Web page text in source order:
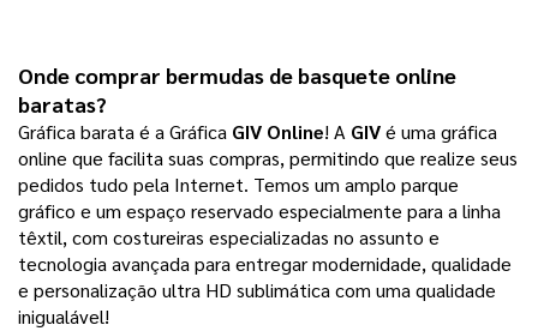
Onde comprar bermudas de basquete online
baratas?
Gráfica barata é a Gráfica GIV Online! A GIVé uma gráfica
online que facilita suas compras, permitindo que realize seus
pedidos tudo pela Internet. Temos um amplo parque
gráfico e um espaço reservado especialmente para a linha
têxtil, com costureiras especializadas no assunto e
tecnologia avançada para entregar modernidade, qualidade
e personalização ultra HD sublimática com uma qualidade
inigualável!